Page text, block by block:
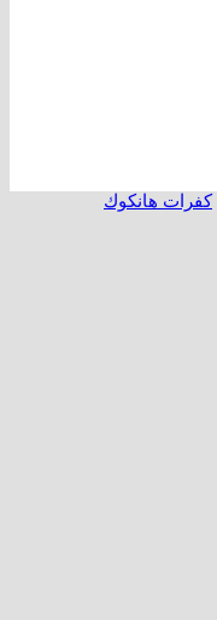
كفرات هانكوك